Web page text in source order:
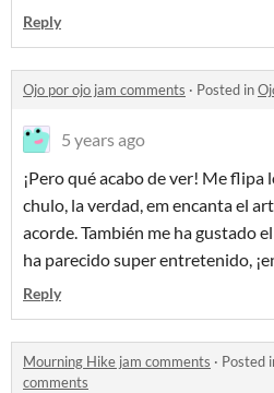
Reply
Ojo por ojo jam comments · Posted in
5 years ago
¡Pero qué acabo de ver! Me flipa
chulo, la verdad, em encanta el
acorde. También me ha gustado
ha parecido super entretenido,
Reply
Mourning Hike jam comments · Posted
comments